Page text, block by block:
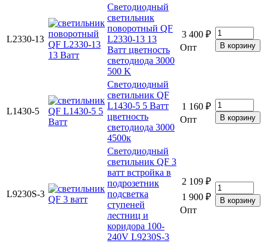
L2330-13
Светодиодный
светильник
поворотный QF
L2330-13 13
Ватт цветность
светодиода 3000
500 K
3 400 ₽
Опт
L1430-5
Светодиодный
светильник QF
L1430-5 5 Ватт
цветность
светодиода 3000
4500к
1 160 ₽
Опт
L9230S-3
Светодиодный
светильник QF 3
ватт встройка в
подрозетник
подсветка
ступеней
лестниц и
коридора 100-
240V L9230S-3
2 109 ₽
1 900 ₽
Опт